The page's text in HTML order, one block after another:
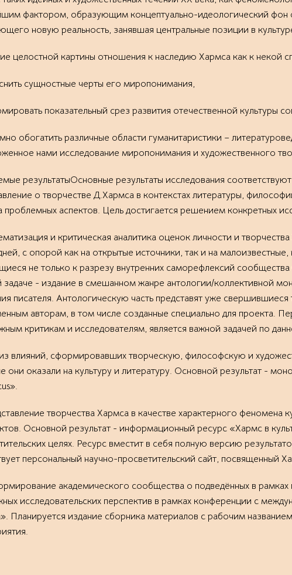
фактором, образующим концептуально-идеологический фон
новую реальность, занявшая центральные позиции в
целостной картины отношения к наследию Хармса как к некой
сущностные черты его миропонимания,
показательный срез развития отечественной культуры
обогатить различные области гуманитаристики –
нами исследование миропонимания и художественного
результатыОсновные результаты исследования
о творчестве Д.Хармса в контекстах литературы,
проблемных аспектов. Цель достигается решением конкретных
и критическая аналитика оценок личности и
с опорой как на открытые источники, так и на
не только к разрезу внутренних саморефлексий
задаче - издание в смешанном жанре антологии/коллективной
писателя. Антологическую часть представят уже
авторам, в том числе созданные специально для проекта.
критикам и исследователям, является важной задачей по
влияний, сформировавших творческую, философскую и
они оказали на культуру и литературу. Основной результат -
творчества Хармса в качестве характерного феномена
Основной результат - информационный ресурс «Хармс в
целях. Ресурс вместит в себя полную версию
персональный научно-просветительский сайт, посвященный
академического сообщества о подведённых в рамках
исследовательских перспектив в рамках конференции с
Планируется издание сборника материалов с рабочим